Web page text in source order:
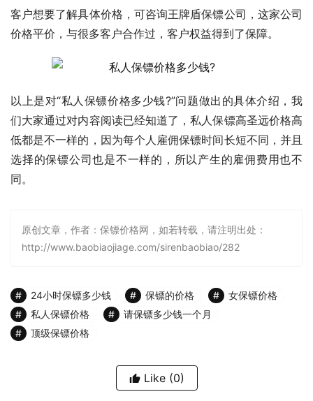
客户想要了解具体价格，可咨询王牌盾保镖公司，这家公司
价格平价，与很多客户合作过，客户权益得到了保障。
以上是对“私人保镖价格多少钱?”问题做出的具体介绍，我
们大家通过对内容阅读已经知道了，私人保镖高圣远价格高
低都是不一样的，因为每个人雇佣保镖时间长短不同，并且
选择的保镖公司也是不一样的，所以产生的雇佣费用也不
同。
原创文章，作者：保镖价格网，如若转载，请注明出处：
http://www.baobiaojiage.com/sirenbaobiao/282
24小时保镖多少钱 保镖的价格
女保镖价格
私人保镖价格
请保镖多少钱一个月
顶级保镖价格
Like (0)